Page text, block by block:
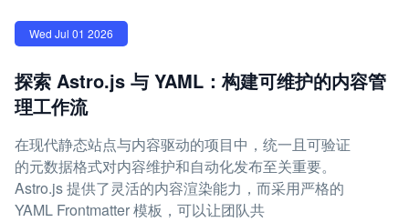
Wed Jul 01 2026
探索 Astro.js 与 YAML：构建可维护的内容管
理工作流
在现代静态站点与内容驱动的项目中，统一且可验证
的元数据格式对内容维护和自动化发布至关重要。
Astro.js 提供了灵活的内容渲染能力，而采用严格的
YAML Frontmatter 模板，可以让团队共